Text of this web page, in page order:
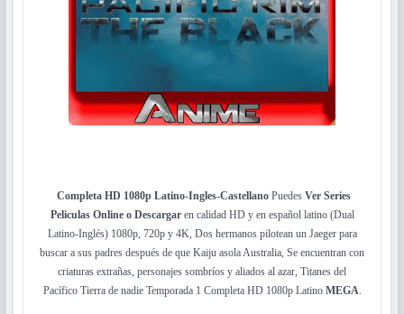
Completa HD 1080p Latino-Ingles-CastellanoPuedes Ver Series
Peliculas Online o Descargaren calidad HD y en español latino (Dual
Latino-Inglés) 1080p, 720p y 4K, Dos hermanos pilotean un Jaeger para
buscar a sus padres después de que Kaiju asola Australia, Se encuentran con
criaturas extrañas, personajes sombríos y aliados al azar, Titanes del
Pacífico Tierra de nadie Temporada 1 Completa HD 1080p Latino MEGA.